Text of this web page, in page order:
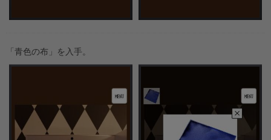
「青色の布」を入手。